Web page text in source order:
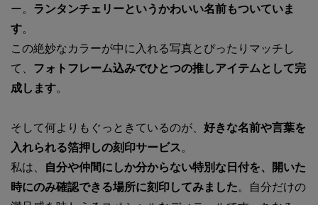
ー。 ランタンチェリーというかわいい名前もついていま
す。
この絶妙なカラーが中に入れる写真とぴったりマッチし
て、 フォトフレーム込みでひとつの推しアイテムとして完
成します。
そして何よりもぐっときているのが、 好きな名前や言葉を
入れられる箔押しの刻印サービス。
私は、 自分や仲間にしか分からない特別な日付を、開いた
時にのみ確認できる場所に刻印してみました。自分だけの